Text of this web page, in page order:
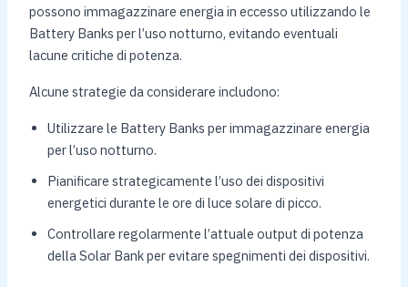
possono immagazzinare energia in eccesso utilizzando le
Battery Banks per l’uso notturno, evitando eventuali
lacune critiche di potenza.
Alcune strategie da considerare includono:
Utilizzare le Battery Banks per immagazzinare energia
per l’uso notturno.
Pianificare strategicamente l’uso dei dispositivi
energetici durante le ore di luce solare di picco.
Controllare regolarmente l’attuale output di potenza
della Solar Bank per evitare spegnimenti dei dispositivi.